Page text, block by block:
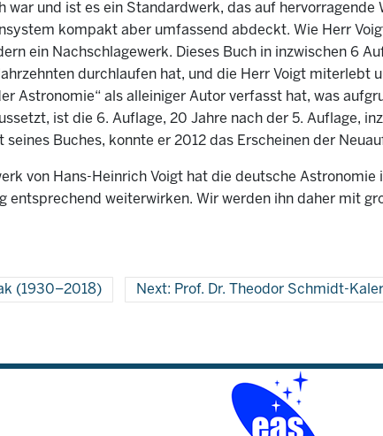
war und ist es ein Standardwerk, das auf
kompakt aber umfassend abdeckt. Wie Herr
ein Nachschlagewerk. Dieses Buch in inzwischen 6
durchlaufen hat, und die Herr Voigt miterlebt
Astronomie“ als alleiniger Autor verfasst hat, was
ist die 6. Auflage, 20 Jahre nach der 5. Auflage,
Buches, konnte er 2012 das Erscheinen der
von Hans-Heinrich Voigt hat die deutsche
entsprechend weiterwirken. Wir werden ihn daher mit
(1930–2018) Next: Prof. Dr. Theodor Schmidt-